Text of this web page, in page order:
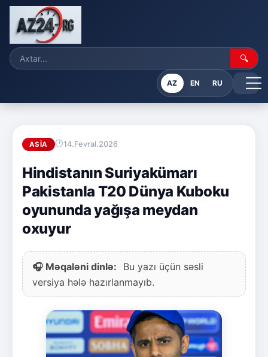
🔍
AZ EN RU
ASIA 14.Fevral.2026
Hindistanın Suriyakümarı
Pakistanla T20 Dünya Kuboku
oyununda yağışa meydan
oxuyur
🎧 Məqaləni dinlə:
Bu yazı üçün səsli
versiya hələ hazırlanmayıb.